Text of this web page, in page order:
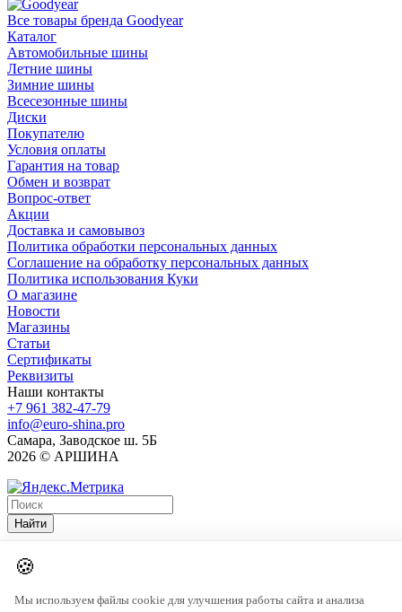
Все товары бренда Goodyear
Каталог
Автомобильные шины
Летние шины
Зимние шины
Всесезонные шины
Диски
Покупателю
Условия оплаты
Гарантия на товар
Обмен и возврат
Вопрос-ответ
Акции
Доставка и самовывоз
Политика обработки персональных данных
Соглашение на обработку персональных данных
Политика использования Куки
О магазине
Новости
Магазины
Статьи
Сертификаты
Реквизиты
Наши контакты
+7 961 382-47-79
info@euro-shina.pro
Самара, Заводское ш. 5Б
2026 © АРШИНА
Найти
🍪
Мы используем файлы cookie для улучшения работы сайта и анализа